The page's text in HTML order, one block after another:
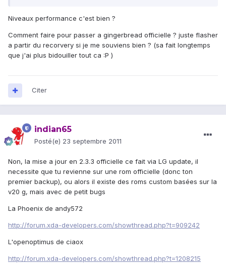
Niveaux performance c'est bien ?
Comment faire pour passer a gingerbread officielle ? juste flasher
a partir du recorvery si je me souviens bien ? (sa fait longtemps
que j'ai plus bidouiller tout ca :P )
Citer
indian65
Posté(e) 23 septembre 2011
Non, la mise a jour en 2.3.3 officielle ce fait via LG update, il
necessite que tu revienne sur une rom officielle (donc ton
premier backup), ou alors il existe des roms custom basées sur la
v20 g, mais avec de petit bugs
La Phoenix de andy572
http://forum.xda-developers.com/showthread.php?t=909242
L'openoptimus de ciaox
http://forum.xda-developers.com/showthread.php?t=1208215